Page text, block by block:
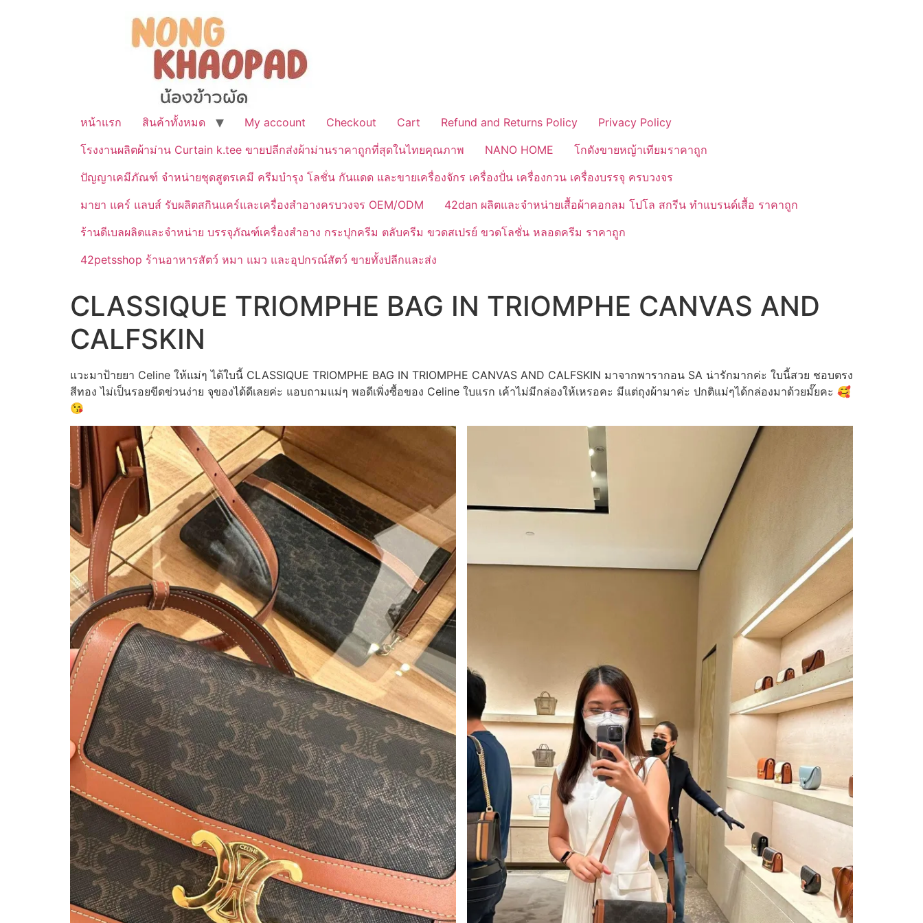
หน้าแรก สินค้าทั้งหมด My account Checkout Cart Refund and Returns Policy
Privacy Policy
โรงงานผลิตผ้าม่าน Curtain k.tee ขายปลีกส่งผ้าม่านราคาถูกที่สุดในไทยคุณภาพ
NANO HOME
โกดังขายหญ้าเทียมราคาถูก
ปัญญาเคมีภัณฑ์ จำหน่ายชุดสูตรเคมี ครีมบำรุง โลชั่น กันแดด และขายเครื่องจักร เครื่องปั่น เครื่องกวน เครื่องบรรจุ ครบวงจร
มายา แคร์ แลบส์ รับผลิตสกินแคร์และเครื่องสำอางครบวงจร OEM/ODM
42dan ผลิตและจำหน่ายเสื้อผ้าคอกลม โปโล สกรีน ทำแบรนด์เสื้อ ราคาถูก
ร้านดีเบลผลิตและจำหน่าย บรรจุภัณฑ์เครื่องสำอาง กระปุกครีม ตลับครีม ขวดสเปรย์ ขวดโลชั่น หลอดครีม ราคาถูก
42petsshop ร้านอาหารสัตว์ หมา แมว และอุปกรณ์สัตว์ ขายทั้งปลีกและส่ง
CLASSIQUE TRIOMPHE BAG IN TRIOMPHE CANVAS AND
CALFSKIN
แวะมาป้ายยา Celine ให้แม่ๆ ได้ใบนี้ CLASSIQUE TRIOMPHE BAG IN TRIOMPHE CANVAS AND CALFSKIN มาจากพารากอน SA น่ารักมากค่ะ ใบนี้สวย ชอบตรง
สีทอง ไม่เป็นรอยขีดข่วนง่าย จุของได้ดีเลยค่ะ แอบถามแม่ๆ พอดีเพิ่งซื้อของ Celine ใบแรก เค้าไม่มีกล่องให้เหรอคะ มีแต่ถุงผ้ามาค่ะ ปกติแม่ๆได้กล่องมาด้วยมั๊ยคะ 🥰
😘